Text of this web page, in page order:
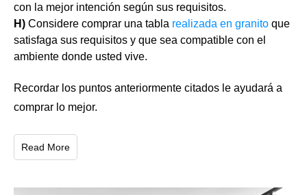
con la mejor intención según sus requisitos.
H) Considere comprar una tabla realizada en granito que
satisfaga sus requisitos y que sea compatible con el
ambiente donde usted vive.
Recordar los puntos anteriormente citados le ayudará a
comprar lo mejor.
Read More